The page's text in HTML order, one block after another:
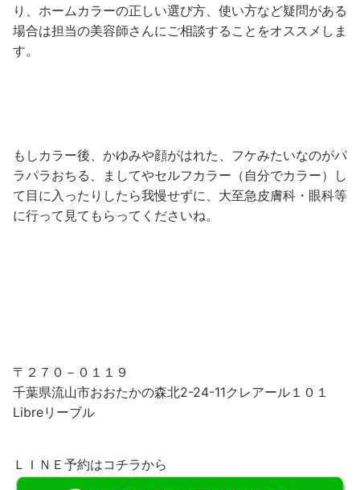
り、ホームカラーの正しい選び方、使い方など疑問がある
場合は担当の美容師さんにご相談することをオススメしま
す。
もしカラー後、かゆみや顔がはれた、フケみたいなのがパ
ラパラおちる、ましてやセルフカラー（自分でカラー）し
て目に入ったりしたら我慢せずに、大至急皮膚科・眼科等
に行って見てもらってくださいね。
〒２７０－０１１９
千葉県流山市おおたかの森北2-24-11クレアール１０１
Libreリーブル
ＬＩＮＥ予約はコチラから